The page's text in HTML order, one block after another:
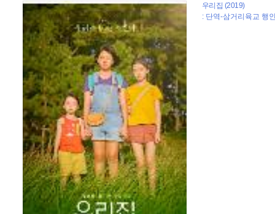
우리집 (2019)
: 단역-삼거리육교 행